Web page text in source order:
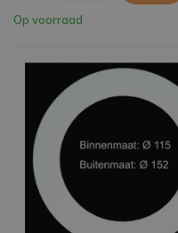
Op voorraad